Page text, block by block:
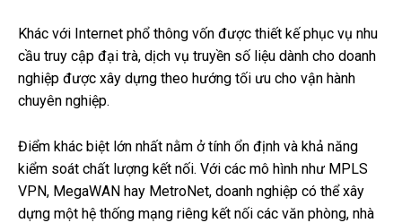
Khác với Internet phổ thông vốn được thiết kế phục vụ nhu
cầu truy cập đại trà, dịch vụ truyền số liệu dành cho doanh
nghiệp được xây dựng theo hướng tối ưu cho vận hành
chuyên nghiệp.
Điểm khác biệt lớn nhất nằm ở tính ổn định và khả năng
kiểm soát chất lượng kết nối. Với các mô hình như MPLS
VPN, MegaWAN hay MetroNet, doanh nghiệp có thể xây
dựng một hệ thống mạng riêng kết nối các văn phòng, nhà